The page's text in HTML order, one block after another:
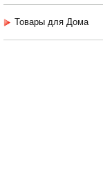
Товары для Дома